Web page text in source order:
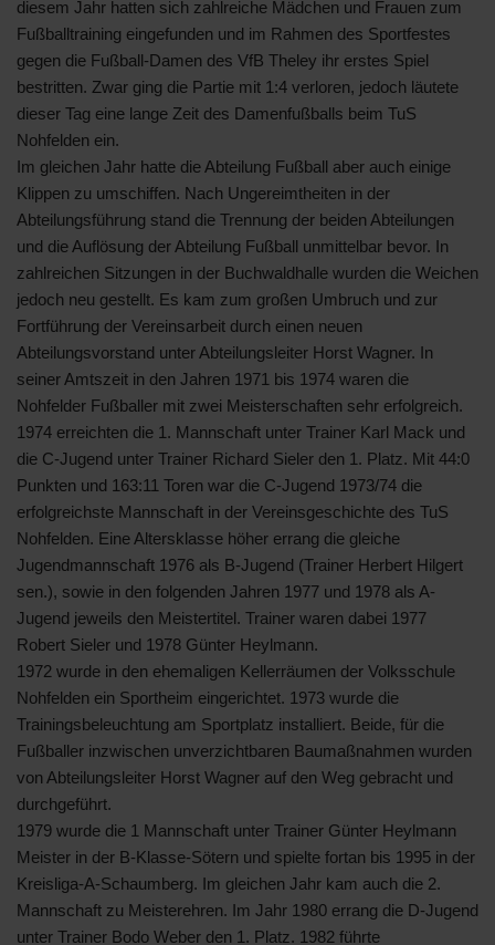
diesem Jahr hatten sich zahlreiche Mädchen und Frauen zum
Fußballtraining eingefunden und im Rahmen des Sportfestes
gegen die Fußball-Damen des VfB Theley ihr erstes Spiel
bestritten. Zwar ging die Partie mit 1:4 verloren, jedoch läutete
dieser Tag eine lange Zeit des Damenfußballs beim TuS
Nohfelden ein.
Im gleichen Jahr hatte die Abteilung Fußball aber auch einige
Klippen zu umschiffen. Nach Ungereimtheiten in der
Abteilungsführung stand die Trennung der beiden Abteilungen
und die Auflösung der Abteilung Fußball unmittelbar bevor. In
zahlreichen Sitzungen in der Buchwaldhalle wurden die Weichen
jedoch neu gestellt. Es kam zum großen Umbruch und zur
Fortführung der Vereinsarbeit durch einen neuen
Abteilungsvorstand unter Abteilungsleiter Horst Wagner. In
seiner Amtszeit in den Jahren 1971 bis 1974 waren die
Nohfelder Fußballer mit zwei Meisterschaften sehr erfolgreich.
1974 erreichten die 1. Mannschaft unter Trainer Karl Mack und
die C-Jugend unter Trainer Richard Sieler den 1. Platz. Mit 44:0
Punkten und 163:11 Toren war die C-Jugend 1973/74 die
erfolgreichste Mannschaft in der Vereinsgeschichte des TuS
Nohfelden. Eine Altersklasse höher errang die gleiche
Jugendmannschaft 1976 als B-Jugend (Trainer Herbert Hilgert
sen.), sowie in den folgenden Jahren 1977 und 1978 als A-
Jugend jeweils den Meistertitel. Trainer waren dabei 1977
Robert Sieler und 1978 Günter Heylmann.
1972 wurde in den ehemaligen Kellerräumen der Volksschule
Nohfelden ein Sportheim eingerichtet. 1973 wurde die
Trainingsbeleuchtung am Sportplatz installiert. Beide, für die
Fußballer inzwischen unverzichtbaren Baumaßnahmen wurden
von Abteilungsleiter Horst Wagner auf den Weg gebracht und
durchgeführt.
1979 wurde die 1 Mannschaft unter Trainer Günter Heylmann
Meister in der B-Klasse-Sötern und spielte fortan bis 1995 in der
Kreisliga-A-Schaumberg. Im gleichen Jahr kam auch die 2.
Mannschaft zu Meisterehren. Im Jahr 1980 errang die D-Jugend
unter Trainer Bodo Weber den 1. Platz. 1982 führte